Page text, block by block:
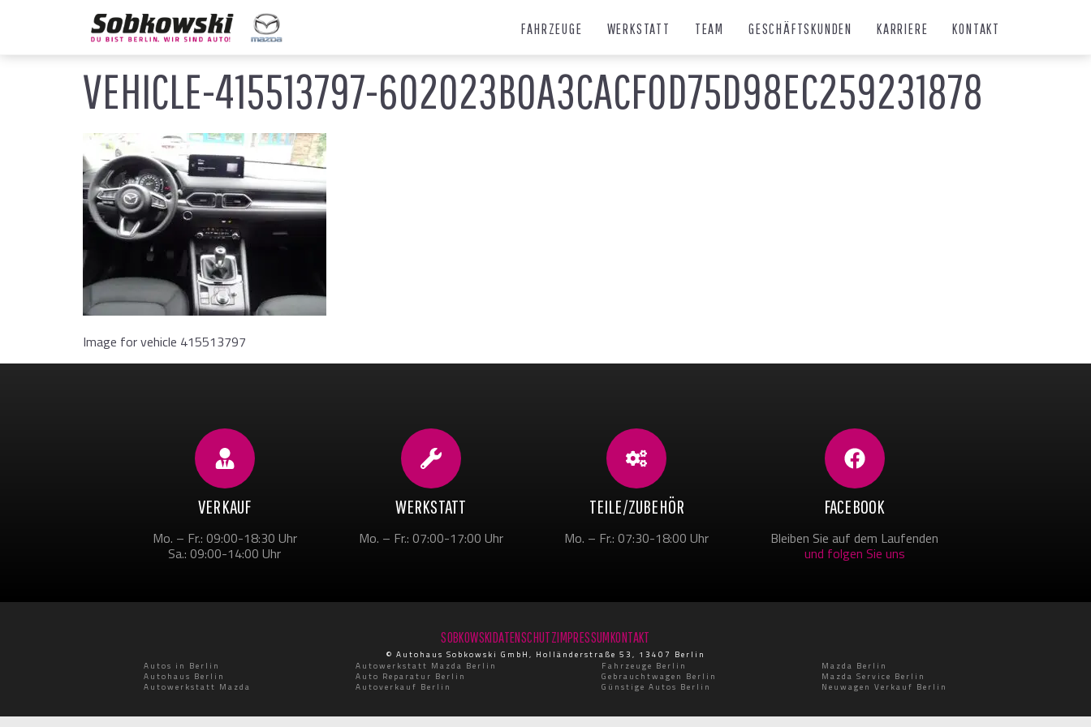
FAHRZEUGE WERKSTATT TEAM GESCHÄFTSKUNDEN KARRIERE KONTAKT
VEHICLE-415513797-602023B0A3CACF0D75D98EC259231878
Image for vehicle 415513797
VERKAUF
Mo. – Fr.: 09:00-18:30 Uhr
Sa.: 09:00-14:00 Uhr
WERKSTATT
Mo. – Fr.: 07:00-17:00 Uhr
TEILE/ZUBEHÖR
Mo. – Fr.: 07:30-18:00 Uhr
FACEBOOK
Bleiben Sie auf dem Laufenden
und folgen Sie uns
SOBKOWSKIDATENSCHUTZIMPRESSUMKONTAKT
© Autohaus Sobkowski GmbH, Holländerstraße 53, 13407 Berlin
Autos in Berlin
Autohaus Berlin
Autowerkstatt Mazda
Autowerkstatt Mazda Berlin
Auto Reparatur Berlin
Autoverkauf Berlin
Fahrzeuge Berlin
Gebrauchtwagen Berlin
Günstige Autos Berlin
Mazda Berlin
Mazda Service Berlin
Neuwagen Verkauf Berlin